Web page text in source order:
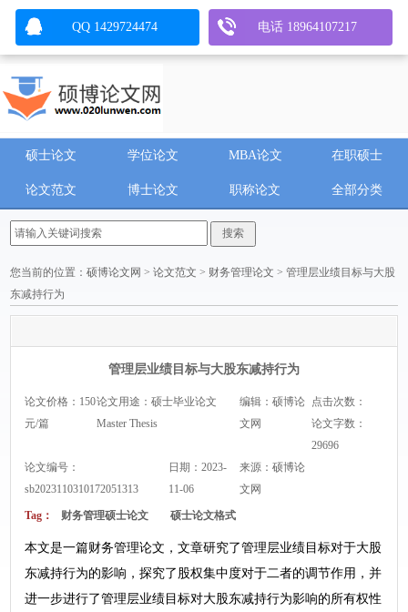
硕士论文 学位论文 MBA论文 在职硕士
论文范文 博士论文 职称论文 全部分类
您当前的位置：硕博论文网 >论文范文 > 财务管理论文 > 管理层业绩目标与大股
东减持行为
管理层业绩目标与大股东减持行为
论文价格：150
元/篇
论文用途：硕士毕业论文
Master Thesis
编辑：硕博论
文网
点击次数：
论文字数：
29696
论文编号：
sb2023110310172051313
日期：2023-
11-06
来源：硕博论
文网
Tag： 财务管理硕士论文 硕士论文格式
本文是一篇财务管理论文，文章研究了管理层业绩目标对于大股
东减持行为的影响，探究了股权集中度对于二者的调节作用，并
进一步进行了管理层业绩目标对大股东减持行为影响的所有权性
QQ 1429724474 电话 18964107217